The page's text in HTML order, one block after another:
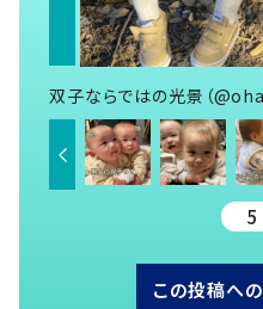
双子ならではの光景（
5
この投稿へ